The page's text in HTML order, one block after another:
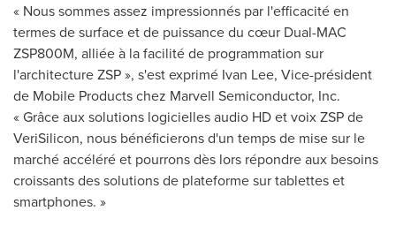
« Nous sommes assez impressionnés par l'efficacité en
termes de surface et de puissance du cœur Dual-MAC
ZSP800M, alliée à la facilité de programmation sur
l'architecture ZSP », s'est exprimé Ivan Lee, Vice-président
de Mobile Products chez Marvell Semiconductor, Inc.
« Grâce aux solutions logicielles audio HD et voix ZSP de
VeriSilicon, nous bénéficierons d'un temps de mise sur le
marché accéléré et pourrons dès lors répondre aux besoins
croissants des solutions de plateforme sur tablettes et
smartphones. »